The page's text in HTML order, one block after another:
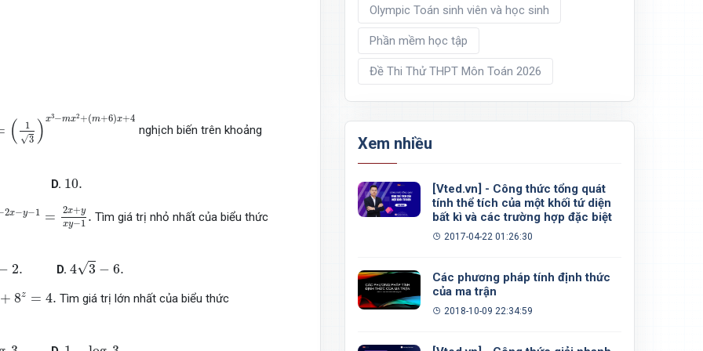
(
1
√3 ) x3−mx2 +(m+6)x+4
m x2+ (m+ 6)x+ 4
nghịch biến trên khoảng
D. 10.
10.
2x−y−1 = 2x+y
xy−1 .
−2 y− 2x+y
Tìm giá trị nhỏ nhất của biểu thức
2. D. 4√3 − 6.
4 −6.
+ 8z = 4.
8 =4. Tìm giá trị lớn nhất của biểu thức
4 3. 1 log4 3.
Olympic Toán sinh viên và học sinh
Phần mềm học tập
Đề Thi Thử THPT Môn Toán 2026
Xem nhiều
[Vted.vn] - Công thức tổng quát
tính thể tích của một khối tứ diện
bất kì và các trường hợp đặc biệt
2017-04-22 01:26:30
Các phương pháp tính định thức
của ma trận
2018-10-09 22:34:59